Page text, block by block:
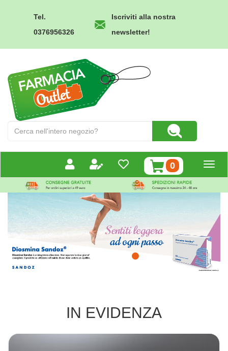
Tel.
0376956326
Iscriviti alla nostra
newsletter!
Outlet
Prodotto
Cerca Prodotto
0prodotti
inseriti
IN EVIDENZA